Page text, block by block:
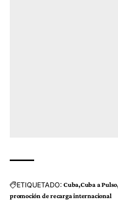
ETIQUETADO: Cuba Cuba a Pulso
promoción de recarga internacional